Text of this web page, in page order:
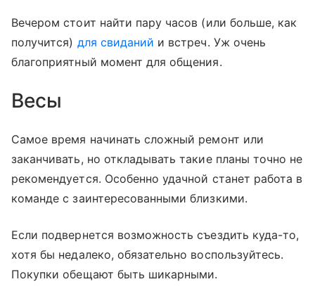
Вечером стоит найти пару часов (или больше, как
получится) для свиданий и встреч. Уж очень
благоприятный момент для общения.
Весы
Самое время начинать сложный ремонт или
заканчивать, но откладывать такие планы точно не
рекомендуется. Особенно удачной станет работа в
команде с заинтересованными близкими.
Если подвернется возможность съездить куда-то,
хотя бы недалеко, обязательно воспользуйтесь.
Покупки обещают быть шикарными.